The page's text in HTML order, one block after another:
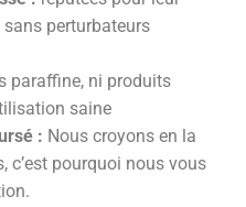
perturbateurs
paraffine, ni produits
saine
: Nous croyons en la
c’est pourquoi nous vous